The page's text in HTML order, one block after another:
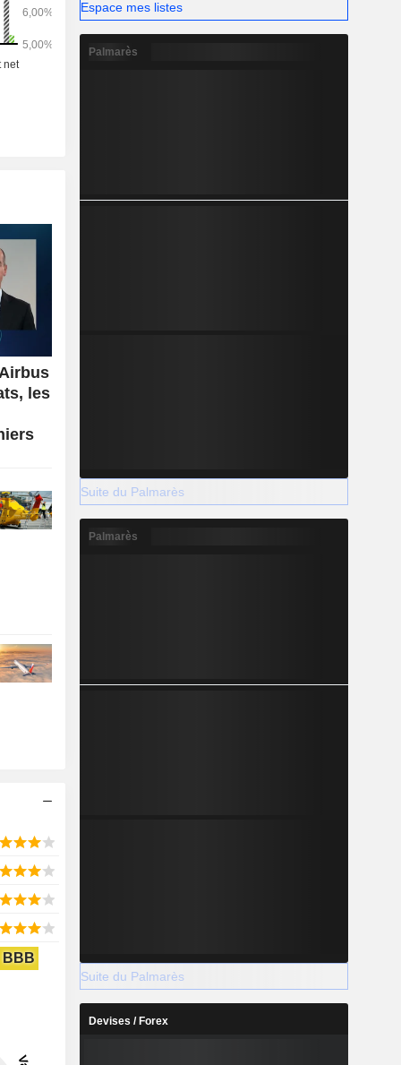
les
BBB
Espace mes listes
Palmarès
Suite du Palmarès
Palmarès
Suite du Palmarès
Devises / Forex